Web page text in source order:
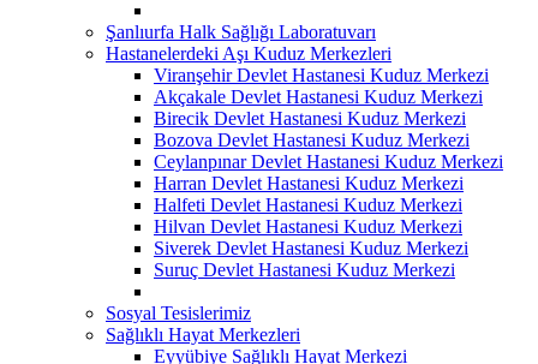
Şanlıurfa Halk Sağlığı Laboratuvarı
Hastanelerdeki Aşı Kuduz Merkezleri
Viranşehir Devlet Hastanesi Kuduz Merkezi
Akçakale Devlet Hastanesi Kuduz Merkezi
Birecik Devlet Hastanesi Kuduz Merkezi
Bozova Devlet Hastanesi Kuduz Merkezi
Ceylanpınar Devlet Hastanesi Kuduz Merkezi
Harran Devlet Hastanesi Kuduz Merkezi
Halfeti Devlet Hastanesi Kuduz Merkezi
Hilvan Devlet Hastanesi Kuduz Merkezi
Siverek Devlet Hastanesi Kuduz Merkezi
Suruç Devlet Hastanesi Kuduz Merkezi
Sosyal Tesislerimiz
Sağlıklı Hayat Merkezleri
Eyyübiye Sağlıklı Hayat Merkezi